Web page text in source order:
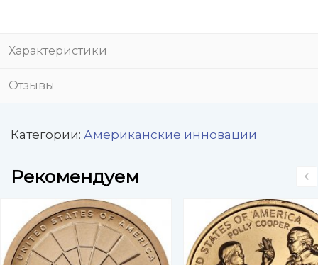
Характеристики
Отзывы
Категории: Американские инновации
Рекомендуем